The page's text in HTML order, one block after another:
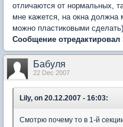
отличаются от нормальных,
мне кажется, на окна должна
можно пластиковыми
Сообщение отредактировал
Бабуля
22 Dec 2007
Lily, on 20.12.2007 - 16:03:
Смотрю почему то в 1-й